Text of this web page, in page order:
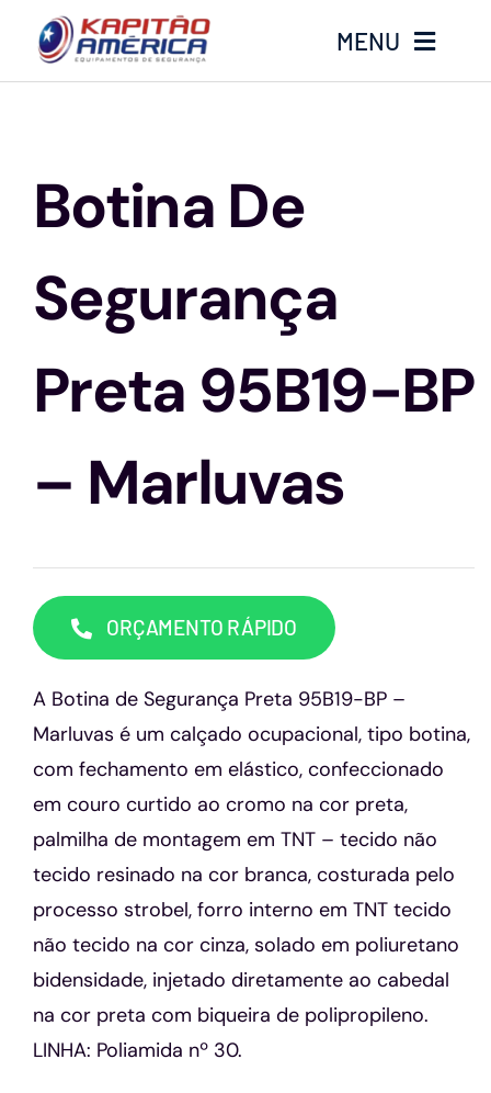
o
MENU
Produtos
Luvas
Altura
Óculos
Contato
Botina De
Segurança
Preta 95B19-BP
– Marluvas
ORÇAMENTO RÁPIDO
A Botina de Segurança Preta 95B19-BP –
Marluvas é um calçado ocupacional, tipo botina,
com fechamento em elástico, confeccionado
em couro curtido ao cromo na cor preta,
palmilha de montagem em TNT – tecido não
tecido resinado na cor branca, costurada pelo
processo strobel, forro interno em TNT tecido
não tecido na cor cinza, solado em poliuretano
bidensidade, injetado diretamente ao cabedal
na cor preta com biqueira de polipropileno.
LINHA: Poliamida nº 30.